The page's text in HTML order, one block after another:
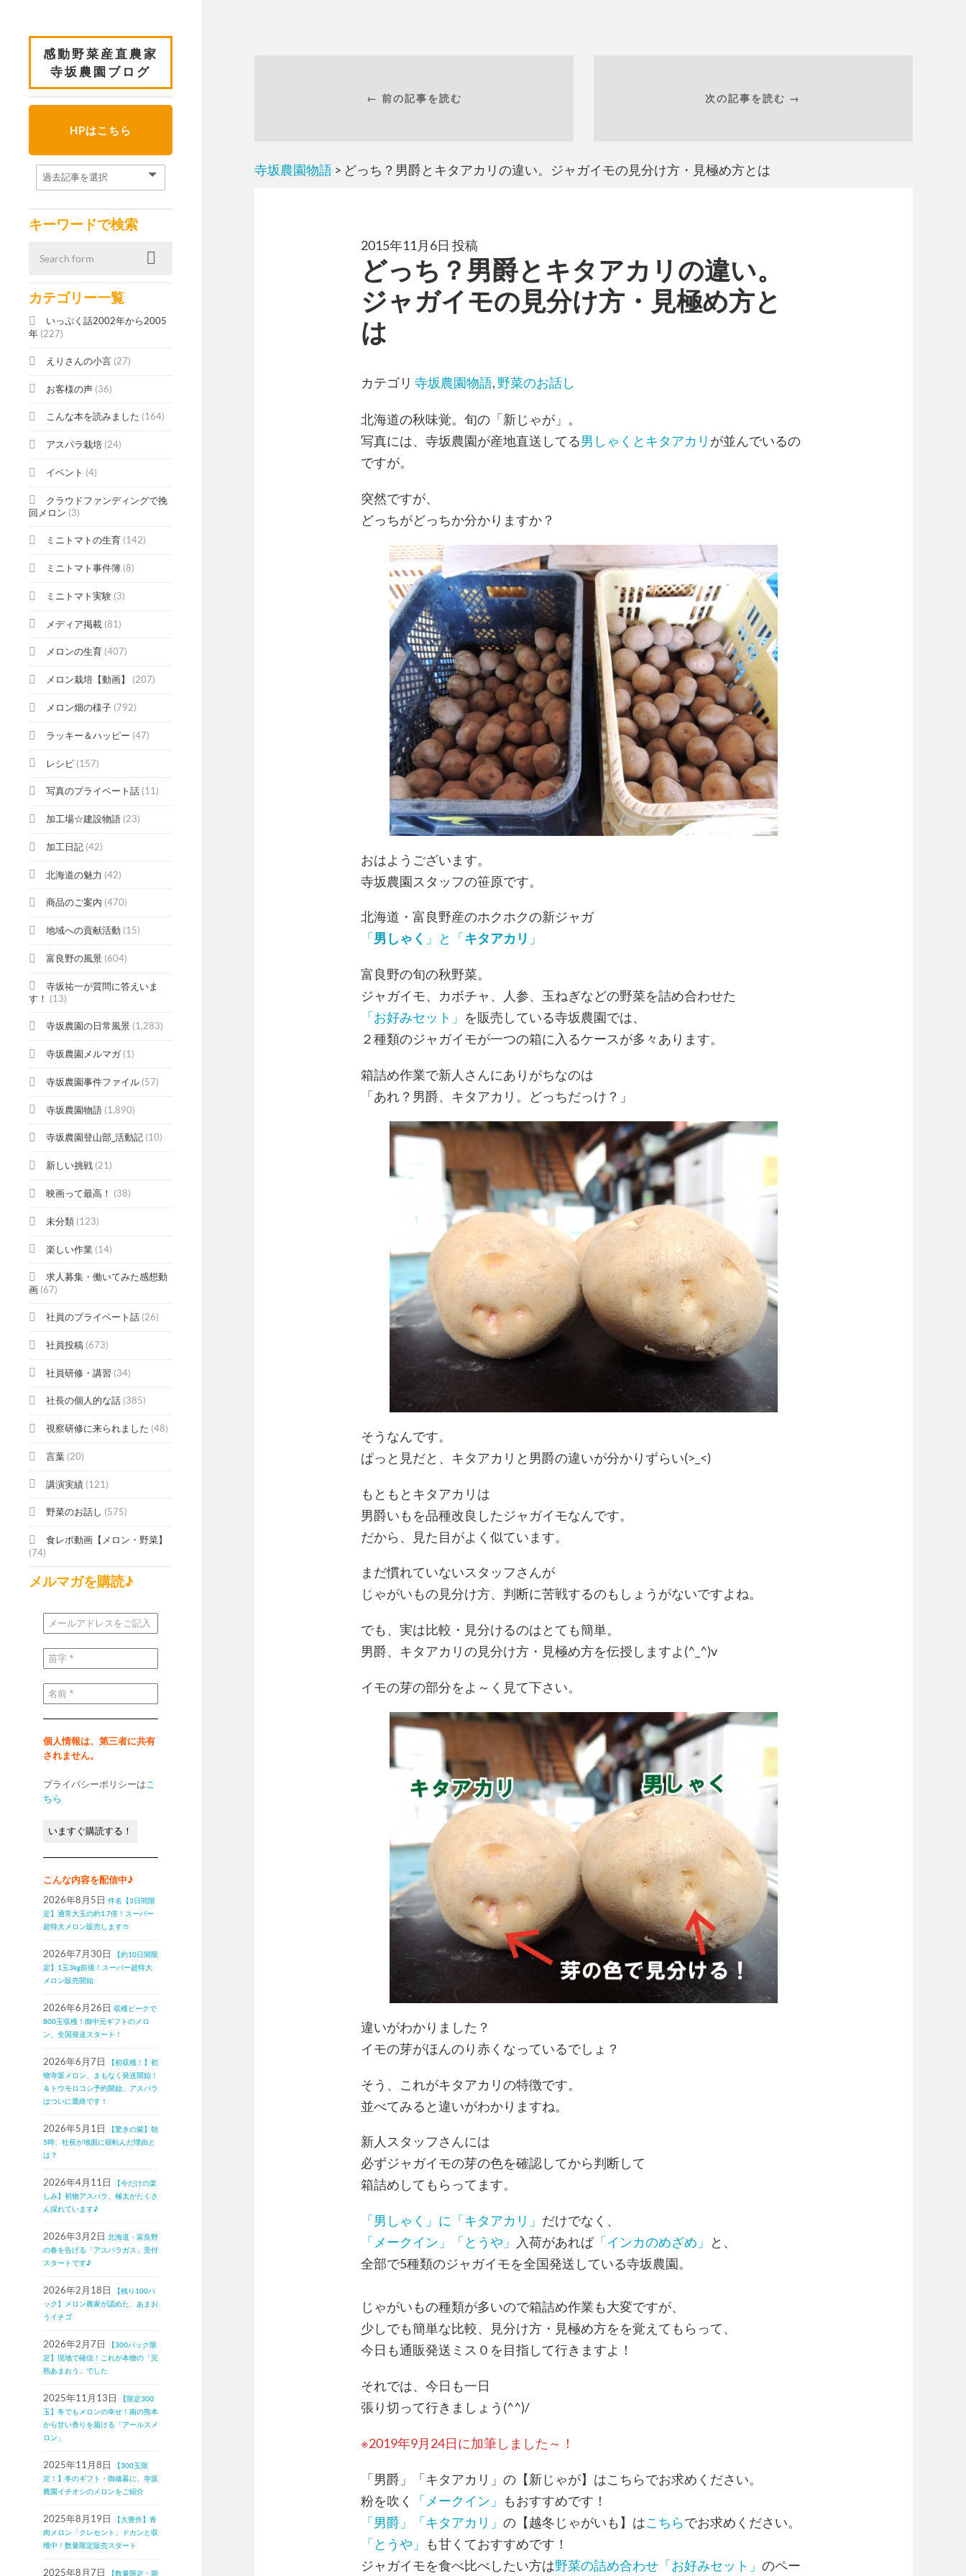
感動野菜産直農家
寺坂農園ブログ
HPはこちら
キーワードで検索
カテゴリー一覧
いっぷく話2002年から2005
年 (227)
えりさんの小言 (27)
お客様の声 (36)
こんな本を読みました (164)
アスパラ栽培 (24)
イベント (4)
クラウドファンディングで挽
回メロン (3)
ミニトマトの生育 (142)
ミニトマト事件簿 (8)
ミニトマト実験 (3)
メディア掲載 (81)
メロンの生育 (407)
メロン栽培【動画】 (207)
メロン畑の様子 (792)
ラッキー＆ハッピー (47)
レシピ (157)
写真のプライベート話 (11)
加工場☆建設物語 (23)
加工日記 (42)
北海道の魅力 (42)
商品のご案内 (470)
地域への貢献活動 (15)
富良野の風景 (604)
寺坂祐一が質問に答えいま
す！ (13)
寺坂農園の日常風景 (1,283)
寺坂農園メルマガ(1)
寺坂農園事件ファイル (57)
寺坂農園物語 (1,890)
寺坂農園登山部_活動記 (10)
新しい挑戦 (21)
映画って最高！ (38)
未分類 (123)
楽しい作業 (14)
求人募集・働いてみた感想動
画 (67)
社員のプライベート話 (26)
社員投稿 (673)
社員研修・講習 (34)
社長の個人的な話 (385)
視察研修に来られました (48)
言葉 (20)
講演実績 (121)
野菜のお話し (575)
食レポ動画【メロン・野菜】
(74)
メルマガを購読♪
メ
ー
ル
ド
レ
ス
ご
記
入
だ
い
*
苗
字
*
名
前
*
個人情報は、第三者に共有
されません。
プライバシーポリシーはこ
ちら
こんな内容を配信中♪
2026年8月5日 件名【3日間限
定】通常大玉の約1.7倍！スーパー
超特大メロン販売します🍈
2026年7月30日
【約10日間限
定】1玉3kg前後！スーパー超特大
メロン販売開始
2026年6月26日 収穫ピークで
800玉収穫！御中元ギフトのメロ
ン、全国発送スタート！
2026年6月7日
【初収穫！】初
物寺坂メロン、まもなく発送開始！
＆トウモロコシ予約開始、アスパラ
はついに最終です！
2026年5月1日
【驚きの紫】朝
5時、社長が地面に寝転んだ理由と
は？
2026年4月11日
【今だけの楽
しみ】初物アスパラ、極太がたくさ
ん採れています♪
2026年3月2日 北海道・富良野
の春を告げる「アスパラガス」受付
スタートです♪
2026年2月18日
【残り100パ
ック】メロン農家が認めた、あまお
うイチゴ
2026年2月7日
【300パック限
定】現地で確信！これが本物の「完
熟あまおう」でした
2025年11月13日
【限定300
玉】冬でもメロンの幸せ！南の熊本
から甘い香りを届ける「アールスメ
ロン」
2025年11月8日
【300玉限
定！】冬のギフト・御歳暮に、寺坂
農園イチオシのメロンをご紹介
2025年8月19日
【大豊作】青
肉メロン「クレセント」ドカンと収
穫中！数量限定販売スタート
2025年8月7日 【数量限定・期
← 前の記事を読む 次の記事を読む →
寺坂農園物語 > どっち？男爵とキタアカリの違い。ジャガイモの見分け方・見極め方とは
2015年11月6日 投稿
どっち？男爵とキタアカリの違い。
ジャガイモの見分け方・見極め方と
は
カテゴリ 寺坂農園物語, 野菜のお話し
北海道の秋味覚。旬の「新じゃが」。
写真には、寺坂農園が産地直送してる男しゃくとキタアカリ が並んでいるの
ですが。
突然ですが、
どっちがどっちか分かりますか？
おはようございます。
寺坂農園スタッフの笹原です。
北海道・富良野産のホクホクの新ジャガ
「男しゃく 」と「キタアカリ 」
富良野の旬の秋野菜。
ジャガイモ、カボチャ、人参、玉ねぎなどの野菜を詰め合わせた
「お好みセット」 を販売している寺坂農園では、
２種類のジャガイモが一つの箱に入るケースが多々あります。
箱詰め作業で新人さんにありがちなのは
「あれ？男爵、キタアカリ。どっちだっけ？」
そうなんです。
ぱっと見だと、キタアカリと男爵の違いが分かりずらい(>_<)
もともとキタアカリは
男爵いもを品種改良したジャガイモなんです。
だから、見た目がよく似ています。
まだ慣れていないスタッフさんが
じゃがいもの見分け方、判断に苦戦するのもしょうがないですよね。
でも、実は比較・見分けるのはとても簡単。
男爵、キタアカリの見分け方・見極め方を伝授しますよ(^_^)v
イモの芽の部分をよ～く見て下さい。
違いがわかりました？
イモの芽がほんのり赤くなっているでしょ？
そう、これがキタアカリの特徴です。
並べてみると違いがわかりますね。
新人スタッフさんには
必ずジャガイモの芽の色を確認してから判断して
箱詰めしてもらってます。
「男しゃく」に「キタアカリ」 だけでなく、
「メークイン」「とうや」
入荷があれば「インカのめざめ」 と、
全部で5種類のジャガイモを全国発送している寺坂農園。
じゃがいもの種類が多いので箱詰め作業も大変ですが、
少しでも簡単な比較、見分け方・見極め方をを覚えてもらって、
今日も通販発送ミス０を目指して行きますよ！
それでは、今日も一日
張り切って行きましょう(^^)/
※2019年9月24日に加筆しました～！
「男爵」「キタアカリ」の【新じゃが】はこちらでお求めください。
粉を吹く
「メークイン」 もおすすめです！
「男爵」「キタアカリ」 の【越冬じゃがいも】はこちらでお求めください。
「とうや」 も甘くておすすめです！
ジャガイモを食べ比べしたい方は野菜の詰め合わせ「お好みセット」 のペー